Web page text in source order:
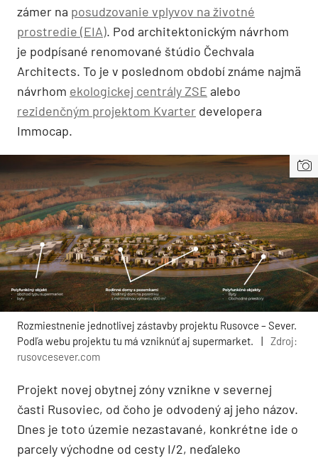
zámer na posudzovanie vplyvov na životné
prostredie (EIA). Pod architektonickým návrhom
je podpísané renomované štúdio Čechvala
Architects. To je v poslednom období známe najmä
návrhom ekologickej centrály ZSE alebo
rezidenčným projektom Kvarter developera
Immocap.
Rozmiestnenie jednotlivej zástavby projektu Rusovce – Sever.
Podľa webu projektu tu má vzniknúť aj supermarket.
|
Zdroj:
rusovcesever.com
Projekt novej obytnej zóny vznikne v severnej
časti Rusoviec, od čoho je odvodený aj jeho názov.
Dnes je toto územie nezastavané, konkrétne ide o
parcely východne od cesty I/2, neďaleko